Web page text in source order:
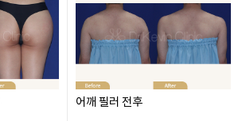
어깨 필러 전후